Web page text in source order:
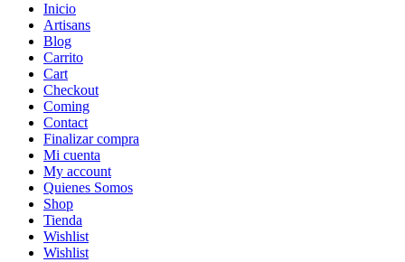
Inicio
Artisans
Blog
Carrito
Cart
Checkout
Coming
Contact
Finalizar compra
Mi cuenta
My account
Quienes Somos
Shop
Tienda
Wishlist
Wishlist